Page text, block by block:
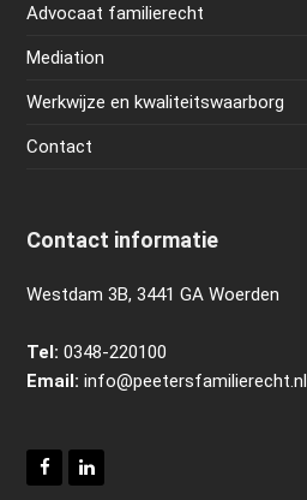
Advocaat familierecht
Mediation
Werkwijze en kwaliteitswaarborg
Contact
Contact informatie
Westdam 3B, 3441 GA Woerden
Tel: 0348-220100
Email: info@peetersfamilierecht.nl